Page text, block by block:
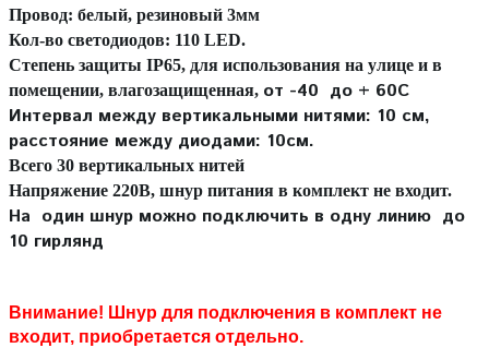
Провод: белый, резиновый 3мм
Кол-во светодиодов: 110 LED.
Степень защиты IP65, для использования на улице и в
помещении, влагозащищенная, от -40 до + 60С
Интервал между вертикальными нитями: 10 см,
расстояние между диодами: 10см.
Всего 30 вертикальных нитей
Напряжение 220В, шнур питания в комплект не входит.
На один шнур можно подключить в одну линию до
10 гирлянд
Внимание! Шнур для подключения в комплект не
входит, приобретается отдельно.